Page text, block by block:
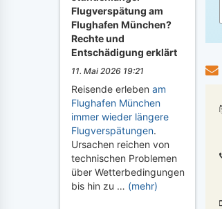
Flugverspätung am
Flughafen München?
Rechte und
Entschädigung erklärt
11. Mai 2026 19:21
Reisende erleben am
Flughafen München
immer wieder längere
Flugverspätungen.
Ursachen reichen von
technischen Problemen
über Wetterbedingungen
bis hin zu … (mehr)